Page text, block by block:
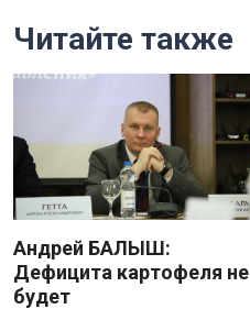
Читайте также
Андрей БАЛЫШ:
Дефицита картофеля не
будет